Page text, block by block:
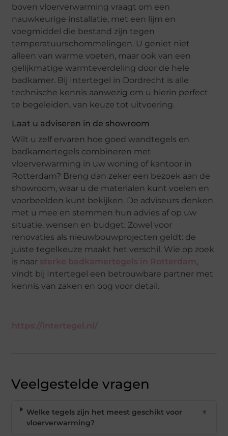
boven vloerverwarming vraagt om een
nauwkeurige installatie, met een lijm en
voegmiddel die bestand zijn tegen
temperatuurschommelingen. U geniet niet
alleen van warme voeten, maar ook van een
gelijkmatige warmteverdeling door de hele
badkamer. Bij Intertegel in Dordrecht is alle
technische kennis aanwezig om u hierin perfect
te begeleiden, van keuze tot uitvoering.
Laat u adviseren in de showroom
Wilt u zelf ervaren hoe goed wandtegels en
badkamertegels combineren met
vloerverwarming in uw woning of kantoor in
Rotterdam? Breng dan zeker een bezoek aan de
showroom, waar u de materialen kunt voelen en
voorbeelden kunt bekijken. De adviseurs denken
met u mee en stemmen hun advies af op uw
situatie, wensen en budget. Zowel voor
renovaties als nieuwbouwprojecten geldt: de
juiste tegelkeuze maakt het verschil. Wie op zoek
is naar sterke badkamertegels in Rotterdam,
vindt bij Intertegel een betrouwbare partner met
kennis van zaken en oog voor detail.
https://intertegel.nl/
Veelgestelde vragen
Welke tegels zijn het meest geschikt voor
vloerverwarming?
▼